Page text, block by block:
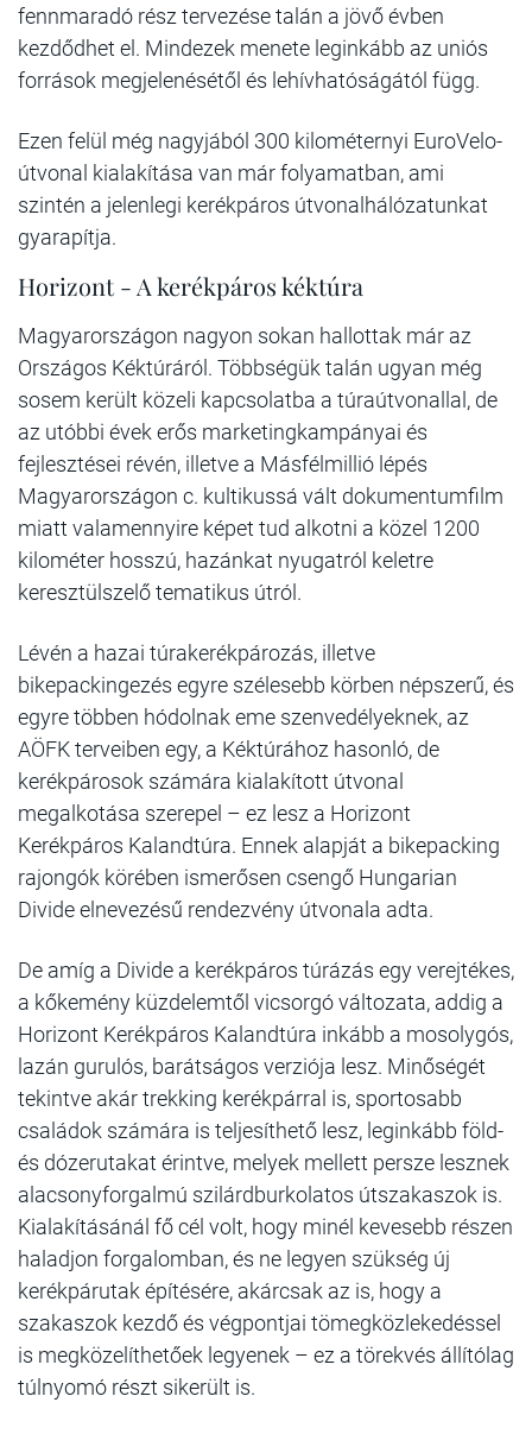
fennmaradó rész tervezése talán a jövő évben
kezdődhet el. Mindezek menete leginkább az uniós
források megjelenésétől és lehívhatóságától függ.
Ezen felül még nagyjából 300 kilométernyi EuroVelo-
útvonal kialakítása van már folyamatban, ami
szintén a jelenlegi kerékpáros útvonalhálózatunkat
gyarapítja.
Horizont - A kerékpáros kéktúra
Magyarországon nagyon sokan hallottak már az
Országos Kéktúráról. Többségük talán ugyan még
sosem került közeli kapcsolatba a túraútvonallal, de
az utóbbi évek erős marketingkampányai és
fejlesztései révén, illetve a Másfélmillió lépés
Magyarországon c. kultikussá vált dokumentumfilm
miatt valamennyire képet tud alkotni a közel 1200
kilométer hosszú, hazánkat nyugatról keletre
keresztülszelő tematikus útról.
Lévén a hazai túrakerékpározás, illetve
bikepackingezés egyre szélesebb körben népszerű, és
egyre többen hódolnak eme szenvedélyeknek, az
AÖFK terveiben egy, a Kéktúrához hasonló, de
kerékpárosok számára kialakított útvonal
megalkotása szerepel – ez lesz a Horizont
Kerékpáros Kalandtúra. Ennek alapját a bikepacking
rajongók körében ismerősen csengő Hungarian
Divide elnevezésű rendezvény útvonala adta.
De amíg a Divide a kerékpáros túrázás egy verejtékes,
a kőkemény küzdelemtől vicsorgó változata, addig a
Horizont Kerékpáros Kalandtúra inkább a mosolygós,
lazán gurulós, barátságos verziója lesz. Minőségét
tekintve akár trekking kerékpárral is, sportosabb
családok számára is teljesíthető lesz, leginkább föld-
és dózerutakat érintve, melyek mellett persze lesznek
alacsonyforgalmú szilárdburkolatos útszakaszok is.
Kialakításánál fő cél volt, hogy minél kevesebb részen
haladjon forgalomban, és ne legyen szükség új
kerékpárutak építésére, akárcsak az is, hogy a
szakaszok kezdő és végpontjai tömegközlekedéssel
is megközelíthetőek legyenek – ez a törekvés állítólag
túlnyomó részt sikerült is.